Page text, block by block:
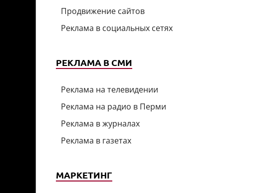
Продвижение сайтов
Реклама в социальных сетях
РЕКЛАМА В СМИ
Реклама на телевидении
Реклама на радио в Перми
Реклама в журналах
Реклама в газетах
МАРКЕТИНГ